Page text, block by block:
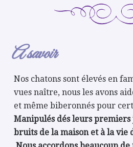
A savoir
Nos chatons sont élevés en
vues naître, nous les avons
et même biberonnés pour
Manipulés dés leurs
bruits de la maison et à la vie